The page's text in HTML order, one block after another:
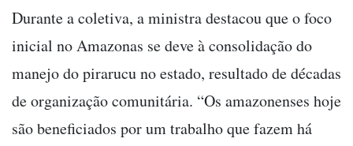
Durante a coletiva, a ministra destacou que o foco
inicial no Amazonas se deve à consolidação do
manejo do pirarucu no estado, resultado de décadas
de organização comunitária. “Os amazonenses hoje
são beneficiados por um trabalho que fazem há